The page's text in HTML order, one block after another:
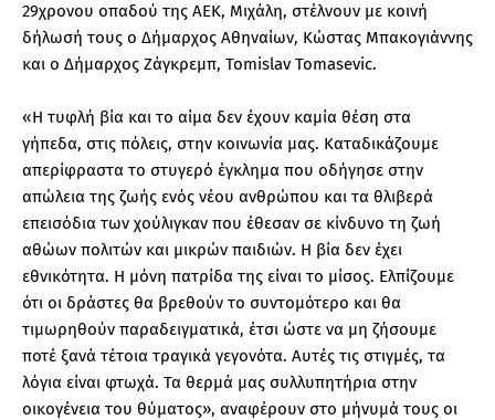
29χρονου οπαδού της ΑΕΚ, Μιχάλη, στέλνουν με κοινή
δήλωσή τους ο Δήμαρχος Αθηναίων, Κώστας Μπακογιάννης
και ο Δήμαρχος Ζάγκρεμπ, Tomislav Tomasevic.
«Η τυφλή βία και το αίμα δεν έχουν καμία θέση στα
γήπεδα, στις πόλεις, στην κοινωνία μας. Καταδικάζουμε
απερίφραστα το στυγερό έγκλημα που οδήγησε στην
απώλεια της ζωής ενός νέου ανθρώπου και τα θλιβερά
επεισόδια των χούλιγκαν που έθεσαν σε κίνδυνο τη ζωή
αθώων πολιτών και μικρών παιδιών. Η βία δεν έχει
εθνικότητα. Η μόνη πατρίδα της είναι το μίσος. Ελπίζουμε
ότι οι δράστες θα βρεθούν το συντομότερο και θα
τιμωρηθούν παραδειγματικά, έτσι ώστε να μη ζήσουμε
ποτέ ξανά τέτοια τραγικά γεγονότα. Αυτές τις στιγμές, τα
λόγια είναι φτωχά. Τα θερμά μας συλλυπητήρια στην
οικογένεια του θύματος», αναφέρουν στο μήνυμά τους οι